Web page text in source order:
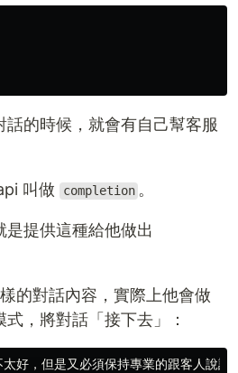
的時候，就會有自己幫客服
叫做 completion 。
提供這種給他做出
的對話內容，實際上他會做
，將對話「接下去」：
好，但是又必須保持專業的跟客人說話